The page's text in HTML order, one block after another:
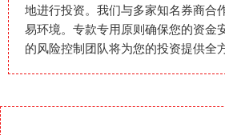
地进行投资。我们与多家知名券商合
易环境。专款专用原则确保您的资金
的风险控制团队将为您的投资提供全